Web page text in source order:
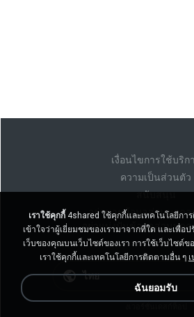
เงื่อนไขการใช้บริก
ความเป็นส่วนตัว
สนับสนุน
อย่าขายข้อมูลส่วนบุคค
อย่าแบ่งปันข้อมูลส่วนบุค
ไทย
เราใช้คุกกี้ 4shared ใช้คุกกี้และเทคโนโลยีกา
เข้าใจว่าผู้เยี่ยมชมของเรามาจากที่ใด และเพื่อ
เว็บของคุณบนเว็บไซต์ของเรา การใช้เว็บไซต์
เราใช้คุกกี้และเทคโนโลยีการติดตามอื่น ๆ
ฉันยอมรับ